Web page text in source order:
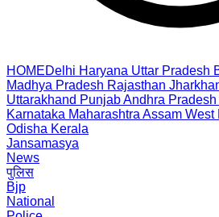
HOMEDelhi Haryana Uttar Pradesh
Madhya Pradesh Rajasthan
Uttarakhand PunjabAndhra Pradesh
Karnataka Maharashtra Assam West
Odisha Kerala
Jansamasya
News
पुलिस
Bjp
National